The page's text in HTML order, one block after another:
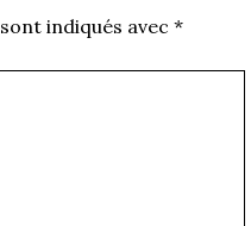
indiqués avec *